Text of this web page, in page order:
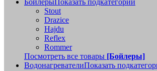
БойлерыПоказать подкатегории
Stout
Drazice
Hajdu
Reflex
Rommer
Посмотреть все товары [Бойлеры]
ВодонагревателиПоказать